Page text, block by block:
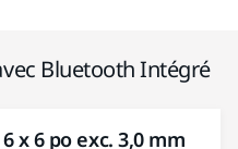
Bluetooth Intégré
x 6 po exc. 3,0 mm